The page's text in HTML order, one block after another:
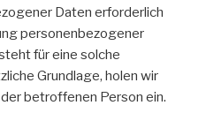
Daten erforderlich
personenbezogener
für eine solche
Grundlage, holen wir
betroffenen Person ein.